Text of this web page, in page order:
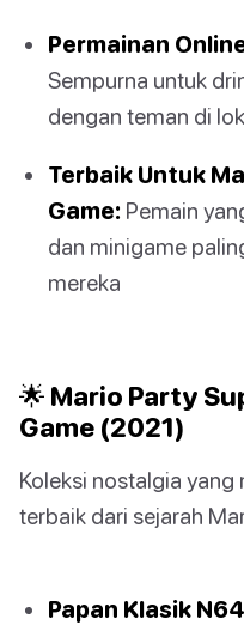
Permainan
Sempurna untuk
dengan teman di
Terbaik Untuk
Game: Pemain
dan minigame
mereka
🌟 Mario Party
Game (2021)
Koleksi nostalgia
terbaik dari sejarah
Papan Klasik